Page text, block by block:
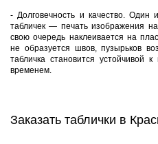
- Долговечность и качество. Один
табличек — печать изображения
свою очередь наклеивается на
не образуется швов, пузырьков
табличка становится устойчивой
временем.
Заказать таблички в